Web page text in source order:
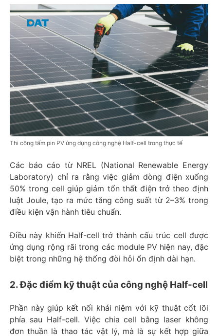
Thi công tấm pin PV ứng dụng công nghệ Half-cell trong thực tế
Các báo cáo từ NREL (National Renewable Energy
Laboratory) chỉ ra rằng việc giảm dòng điện xuống
50% trong cell giúp giảm tổn thất điện trở theo định
luật Joule, tạo ra mức tăng công suất từ 2–3% trong
điều kiện vận hành tiêu chuẩn.
Điều này khiến Half-cell trở thành cấu trúc cell được
ứng dụng rộng rãi trong các module PV hiện nay, đặc
biệt trong những hệ thống đòi hỏi ổn định dài hạn.
2. Đặc điểm kỹ thuật của công nghệ Half-cell
Phần này giúp kết nối khái niệm với kỹ thuật cốt lõi
phía sau Half-cell. Việc chia cell bằng laser không
đơn thuần là thao tác vật lý, mà là sự kết hợp giữa